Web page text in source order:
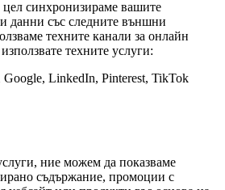
цел синхронизираме вашите
данни със следните външни
техните канали за онлайн
техните услуги:
LinkedIn, Pinterest, TikTok
ние можем да показваме
съдържание, промоции с